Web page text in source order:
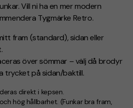
Vill ni ha en mer modern
Tygmärke Retro.
fram (standard), sidan eller
över sömmar – välj då brodyr
trycket på sidan/baktill.
direkt i kepsen.
hög hållbarhet. (Funkar bra fram,